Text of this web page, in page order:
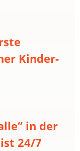
Kinder-
in der
24/7